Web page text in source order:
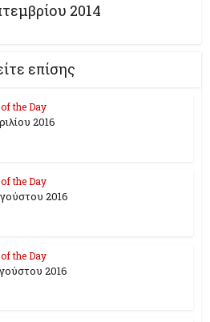
2014
επίσης
the Day
2016
the Day
2016
the Day
2016